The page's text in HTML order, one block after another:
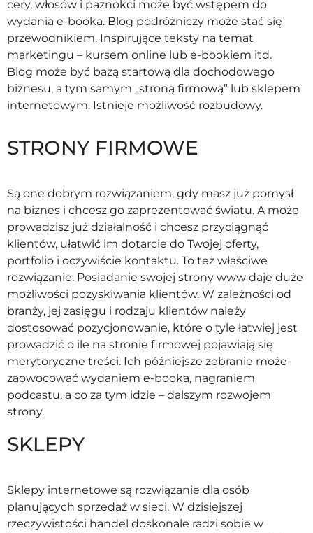
cery, włosów i paznokci może być wstępem do
wydania e-booka. Blog podróżniczy może stać się
przewodnikiem. Inspirujące teksty na temat
marketingu – kursem online lub e-bookiem itd.
Blog może być bazą startową dla dochodowego
biznesu, a tym samym „stroną firmową” lub sklepem
internetowym. Istnieje możliwość rozbudowy.
STRONY FIRMOWE
Są one dobrym rozwiązaniem, gdy masz już pomysł
na biznes i chcesz go zaprezentować światu. A może
prowadzisz już działalność i chcesz przyciągnąć
klientów, ułatwić im dotarcie do Twojej oferty,
portfolio i oczywiście kontaktu. To też właściwe
rozwiązanie. Posiadanie swojej strony www daje duże
możliwości pozyskiwania klientów. W zależności od
branży, jej zasięgu i rodzaju klientów należy
dostosować pozycjonowanie, które o tyle łatwiej jest
prowadzić o ile na stronie firmowej pojawiają się
merytoryczne treści. Ich późniejsze zebranie może
zaowocować wydaniem e-booka, nagraniem
podcastu, a co za tym idzie – dalszym rozwojem
strony.
SKLEPY
Sklepy internetowe są rozwiązanie dla osób
planujących sprzedaż w sieci. W dzisiejszej
rzeczywistości handel doskonale radzi sobie w